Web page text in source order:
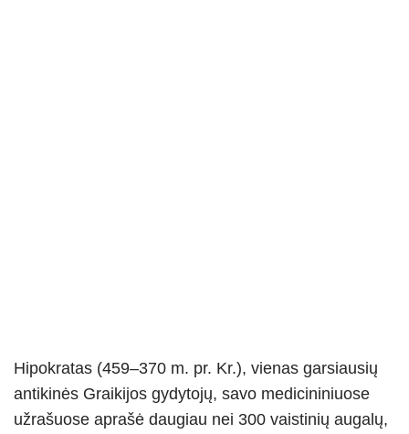
Hipokratas (459–370 m. pr. Kr.), vienas garsiausių
antikinės Graikijos gydytojų, savo medicininiuose
užrašuose aprašė daugiau nei 300 vaistinių augalų,